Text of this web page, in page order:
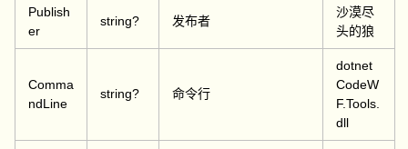
Publish
er
string? 发布者
沙漠尽
头的狼
Comma
ndLine
string? 命令行
dotnet
CodeW
F.Tools.
dll